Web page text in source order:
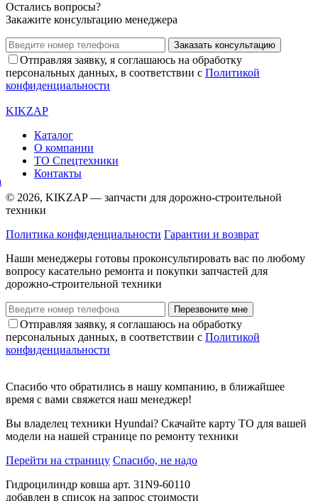
Остались вопросы?
Закажите консультацию менеджера
Заказать консультацию
Отправляя заявку, я соглашаюсь на обработку
персональных данных, в соответствии с Политикой
конфиденциальности
KIKZAP
Каталог
О компании
ТО Спецтехники
Контакты
© 2026, KIKZAP — запчасти для дорожно-строительной
техники
Политика конфиденциальности Гарантии и возврат
Наши менеджеры готовы проконсультировать вас по любому
вопросу касательно ремонта и покупки запчастей для
дорожно-строительной техники
Перезвоните мне
Отправляя заявку, я соглашаюсь на обработку
персональных данных, в соответствии с Политикой
конфиденциальности
Спасибо что обратились в нашу компанию, в ближайшее
время с вами свяжется наш менеджер!
Вы владелец техники Hyundai? Скачайте карту ТО для вашей
модели на нашей странице по ремонту техники
Перейти на страницу Спасибо, не надо
Гидроцилиндр ковша арт. 31N9-60110
добавлен в список на запрос стоимости